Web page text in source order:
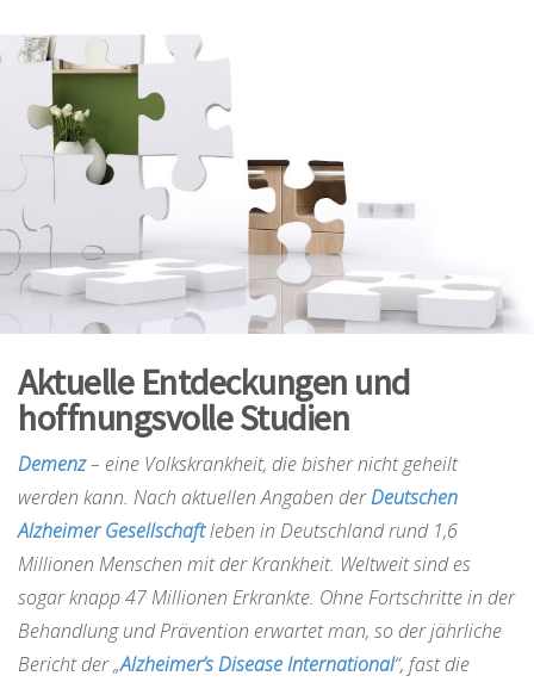
Aktuelle Entdeckungen und
hoffnungsvolle Studien
Demenz– eine Volkskrankheit, die bisher nicht geheilt
werden kann. Nach aktuellen Angaben derDeutschen
Alzheimer Gesellschaftleben in Deutschland rund 1,6
Millionen Menschen mit der Krankheit. Weltweit sind es
sogar knapp 47 Millionen Erkrankte. Ohne Fortschritte in der
Behandlung und Prävention erwartet man, so der jährliche
Bericht der „Alzheimer’s Disease International“, fast die